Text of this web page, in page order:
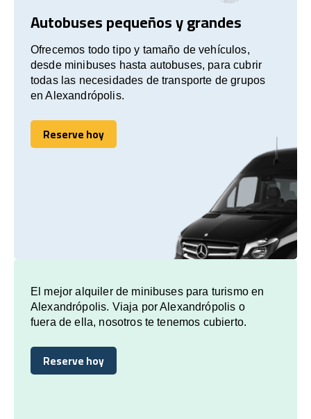
Autobuses pequeños y grandes
Ofrecemos todo tipo y tamaño de vehículos,
desde minibuses hasta autobuses, para cubrir
todas las necesidades de transporte de grupos
en Alexandrópolis.
Reserve hoy
Reserve hoy
El mejor alquiler de minibuses para turismo en
Alexandrópolis. Viaja por Alexandrópolis o
fuera de ella, nosotros te tenemos cubierto.
Reserve hoy
Reserve hoy